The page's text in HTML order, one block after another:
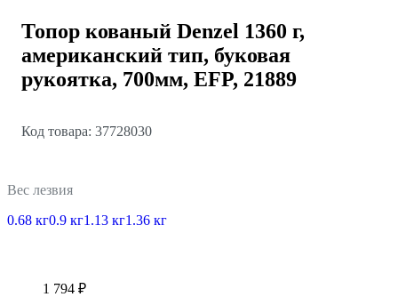
Топор кованый Denzel 1360 г,
американский тип, буковая
рукоятка, 700мм, EFP, 21889
Код товара: 37728030
Вес лезвия
0.68 кг0.9 кг1.13 кг1.36 кг
1 794 ₽